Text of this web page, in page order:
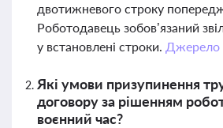
двотижневого строку
Роботодавець зобов’язаний
у встановлені строки. Джерело
Які умови призупинення
договору за рішенням
воєнний час?